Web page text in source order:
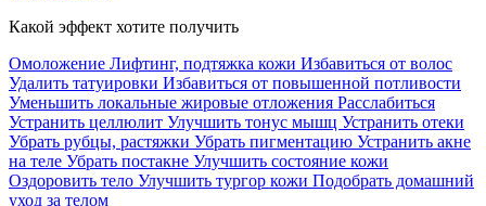
Какой эффект хотите получить
Омоложение Лифтинг, подтяжка кожи Избавиться от волос
Удалить татуировки Избавиться от повышенной потливости
Уменьшить локальные жировые отложения Расслабиться
Устранить целлюлит Улучшить тонус мышц Устранить отеки
Убрать рубцы, растяжки Убрать пигментацию Устранить акне
на теле Убрать постакне Улучшить состояние кожи
Оздоровить тело Улучшить тургор кожи Подобрать домашний
уход за телом